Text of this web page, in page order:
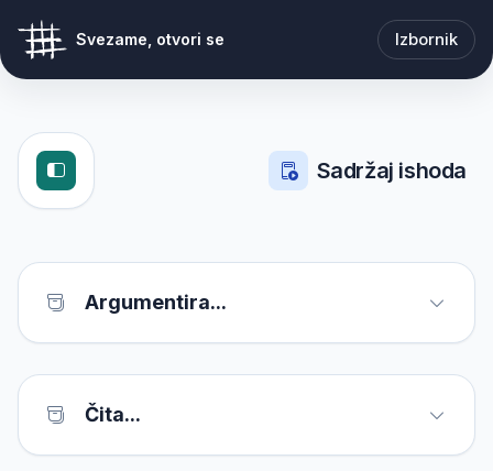
Svezame, otvori se Izbornik
Sadržaj ishoda
Argumentira...
Čita...